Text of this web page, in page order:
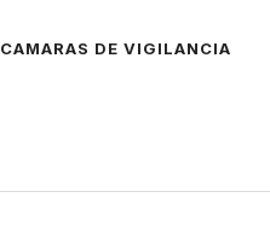
CAMARAS DE VIGILANCIA